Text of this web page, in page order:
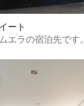
ート
エラの宿泊先です。
スです。